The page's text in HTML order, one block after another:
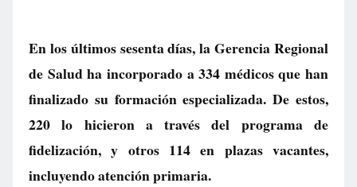
En los últimos sesenta días, la Gerencia Regional
de Salud ha incorporado a 334 médicos que han
finalizado su formación especializada. De estos,
220 lo hicieron a través del programa de
fidelización, y otros 114 en plazas vacantes,
incluyendo atención primaria.